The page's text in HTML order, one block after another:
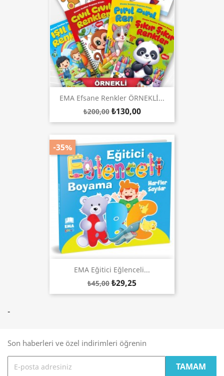
EMA Efsane Renkler ÖRNEKLİ...
₺200,00 ₺130,00
EMA Eğitici Eğlenceli...
₺45,00 ₺29,25
-35%
-
Son haberleri ve özel indirimleri öğrenin